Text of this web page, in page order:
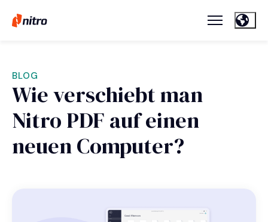
BLOG
Wie verschiebt man
Nitro PDF auf einen
neuen Computer?